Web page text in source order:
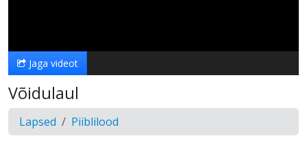
Jaga videot
Võidulaul
Lapsed Piiblilood